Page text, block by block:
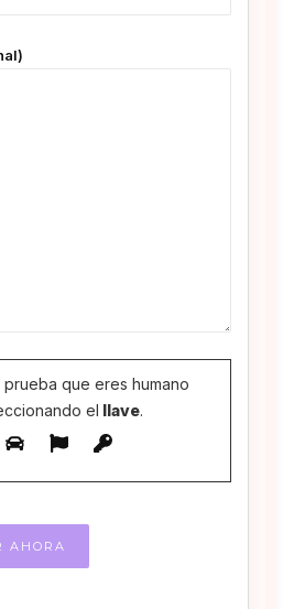
que eres humano
el llave.